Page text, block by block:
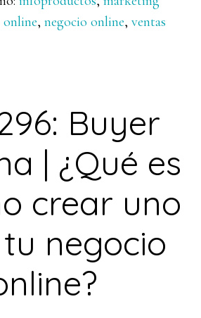
,negocio online,ventas
Buyer
| ¿Qué es
crear uno
negocio